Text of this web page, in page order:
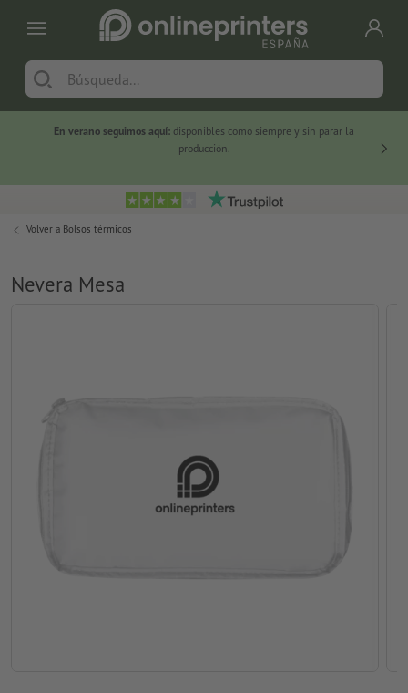
En verano seguimos aquí: disponibles como siempre y sin parar la
producción.
Volver a Bolsos térmicos
Nevera Mesa